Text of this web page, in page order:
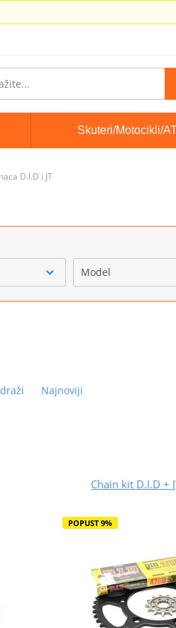
Skuteri/Motocikli/
D.I.D i JT
Model
Najnoviji
Chain kit D.I.D +
POPUST 9%